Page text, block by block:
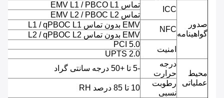
صدور
گواهینامه
ICC
تماس EMV L1 / PBCO L1
تماس EMV L2 / PBOC L2
NFC
EMV بدون تماس L1 / qPBOC L1
EMV بدون تماس L2 / qPBOC L2
امنیت
PCI 5.0
UPTS 2.0
محیط
عملیاتی
درجه
حرارت
-5 تا +50 درجه سانتی گراد
رطوبت
نسبی
10 تا 85 درصد RH